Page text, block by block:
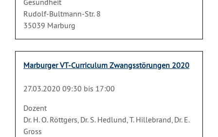
Gesundheit
Rudolf-Bultmann-Str. 8
35039 Marburg
Marburger VT-Curriculum Zwangsstörungen 2020
27.03.2020 09:30 bis 17:00
Dozent
Dr. H. O. Röttgers, Dr. S. Hedlund, T. Hillebrand, Dr. E.
Gross